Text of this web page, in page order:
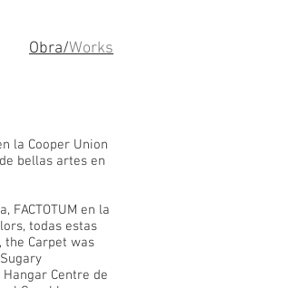
Obra/Works
la Cooper Union
bellas artes en
FACTOTUM en la
todas estas
the Carpet was
Centre de